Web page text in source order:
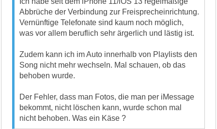
Abbrüche der Verbindung zur Freisprecheinrichtung.
Vernünftige Telefonate sind kaum noch möglich,
was vor allem beruflich sehr ärgerlich und lästig ist.
Zudem kann ich im Auto innerhalb von Playlists den
Song nicht mehr wechseln. Mal schauen, ob das
behoben wurde.
Der Fehler, dass man Fotos, die man per iMessage
bekommt, nicht löschen kann, wurde schon mal
nicht behoben. Was ein Käse ?